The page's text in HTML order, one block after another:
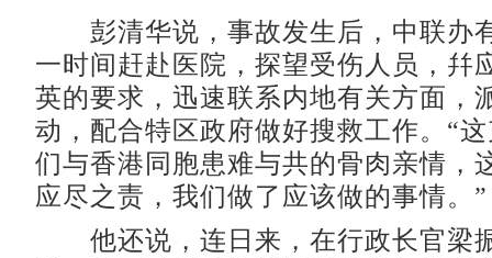
彭清华说，事故发生后，中联办
一时间赶赴医院，探望受伤人员，幷
英的要求，迅速联系内地有关方面，
动，配合特区政府做好搜救工作。“
们与香港同胞患难与共的骨肉亲情，
应尽之责，我们做了应该做的事情。”
他还说，连日来，在行政长官梁